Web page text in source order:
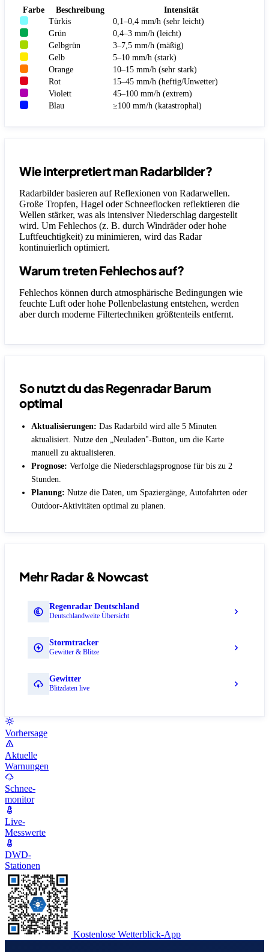
Farbe Beschreibung
Intensität
Türkis
0,1–0,4 mm/h (sehr leicht)
Grün
0,4–3 mm/h (leicht)
Gelbgrün
3–7,5 mm/h (mäßig)
Gelb
5–10 mm/h (stark)
Orange
10–15 mm/h (sehr stark)
Rot
15–45 mm/h (heftig/Unwetter)
Violett
45–100 mm/h (extrem)
Blau
≥100 mm/h (katastrophal)
Wie interpretiert man Radarbilder?
Radarbilder basieren auf Reflexionen von Radarwellen.
Große Tropfen, Hagel oder Schneeflocken reflektieren die
Wellen stärker, was als intensiver Niederschlag dargestellt
wird. Um Fehlechos (z. B. durch Windräder oder hohe
Luftfeuchtigkeit) zu minimieren, wird das Radar
kontinuierlich optimiert.
Warum treten Fehlechos auf?
Fehlechos können durch atmosphärische Bedingungen wie
feuchte Luft oder hohe Pollenbelastung entstehen, werden
aber durch moderne Filtertechniken größtenteils entfernt.
So nutzt du das Regenradar Barum
optimal
Aktualisierungen: Das Radarbild wird alle 5 Minuten
aktualisiert. Nutze den „Neuladen"-Button, um die Karte
manuell zu aktualisieren.
Prognose: Verfolge die Niederschlagsprognose für bis zu 2
Stunden.
Planung: Nutze die Daten, um Spaziergänge, Autofahrten oder
Outdoor-Aktivitäten optimal zu planen.
Mehr Radar & Nowcast
Regenradar Deutschland
Deutschlandweite Übersicht
Stormtracker
Gewitter & Blitze
Gewitter
Blitzdaten live
Vorhersage
Aktuelle
Warnungen
Schnee-
monitor
Live-
Messwerte
DWD-
Stationen
Kostenlose Wetterblick-App